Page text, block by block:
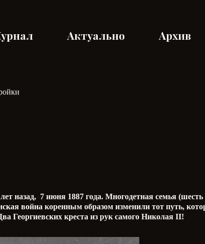
Актуально Архив
назад, 7 июня 1887 года. Многодетная семья
война коренным образом изменили тот путь,
Георгиевских креста из рук самого Николая II!